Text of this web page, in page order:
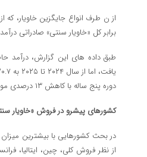
برابر کل «خاویار سنتی» صادراتی
دوره پنج ساله با کاهش ۱۳ درصدی مواجه شد، اما در سال ۲۰۲۴ نسبت به سال قبل ۳.۲ درصد کاهش یافت.
کشورهای پیشرو در فروش «خاویار سنتی»
از نظر فروش کلی، چین، ایتالیا،